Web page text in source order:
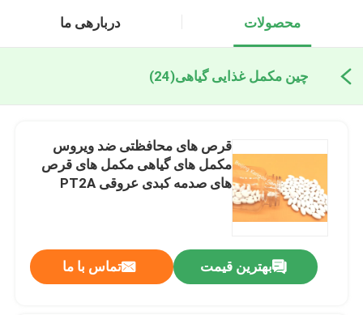
محصولات دربارهی ما
چین مکمل غذایی گیاهی(24)
قرص های محافظتی ضد ویروس
مکمل های گیاهی مکمل های قرص
های صدمه کبدی عروقی PT2A
بهترین قیمت تماس با ما